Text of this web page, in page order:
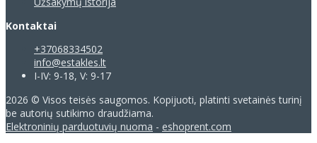
Kontaktai
+37068334502
info@estakles.lt
I-IV: 9-18, V: 9-17
2026 © Visos teisės saugomos. Kopijuoti, platinti svetainės turinį
be autorių sutikimo draudžiama.
Elektroninių parduotuvių nuoma - eshoprent.com